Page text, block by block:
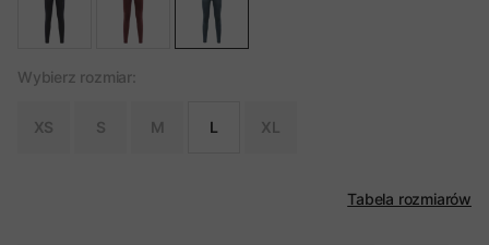
Wybierz rozmiar:
XS S M L XL
Tabela rozmiarów